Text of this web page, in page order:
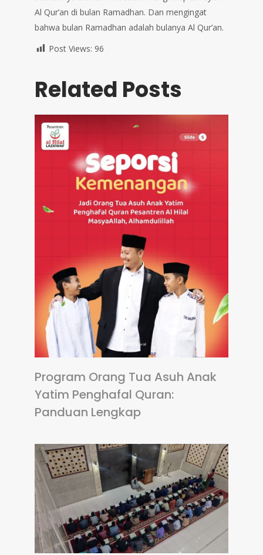
Al Qur’an di bulan Ramadhan. Dan mengingat
bahwa bulan Ramadhan adalah bulanya Al Qur’an.
Post Views: 96
Related Posts
Program Orang Tua Asuh Anak
Yatim Penghafal Quran:
Panduan Lengkap